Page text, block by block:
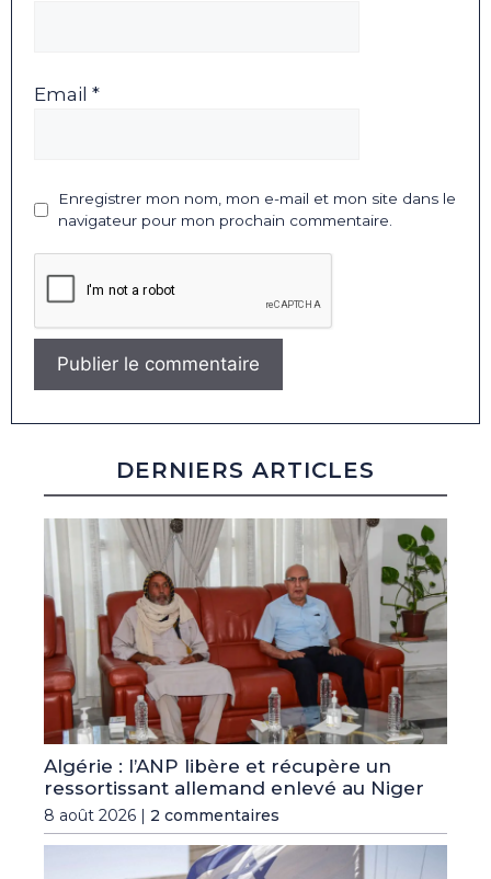
Email *
Enregistrer mon nom, mon e-mail et mon site dans le
navigateur pour mon prochain commentaire.
DERNIERS ARTICLES
Algérie : l’ANP libère et récupère un
ressortissant allemand enlevé au Niger
8 août 2026 | 2 commentaires